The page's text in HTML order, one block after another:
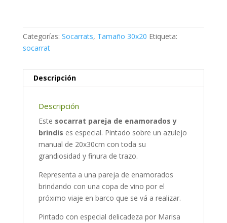
Categorías: Socarrats, Tamaño 30x20 Etiqueta:
socarrat
Descripción
Descripción
Este socarrat pareja de enamorados y
brindis es especial. Pintado sobre un azulejo
manual de 20x30cm con toda su
grandiosidad y finura de trazo.
Representa a una pareja de enamorados
brindando con una copa de vino por el
próximo viaje en barco que se vá a realizar.
Pintado con especial delicadeza por Marisa